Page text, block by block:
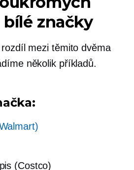
značky
mezi těmito dvěma
několik příkladů.
(Costco)